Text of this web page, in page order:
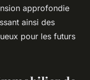
approfondie
ainsi des
pour les futurs